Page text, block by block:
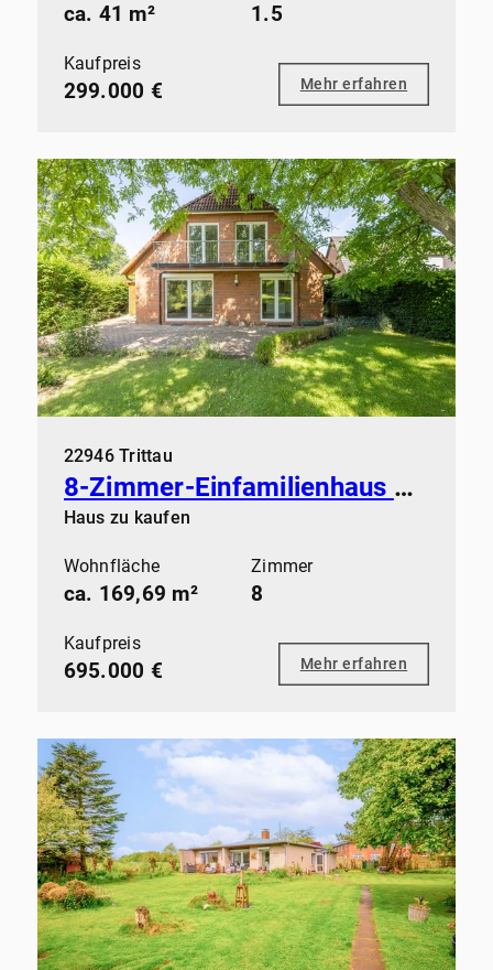
ca. 41 m² 1.5
Kaufpreis
299.000 € Mehr erfahren
22946 Trittau
8-Zimmer-Einfamilienhaus mit flexibler Raumnutzung
Haus zu kaufen
Wohnfläche
ca. 169,69 m²
Zimmer
8
Kaufpreis
695.000 € Mehr erfahren